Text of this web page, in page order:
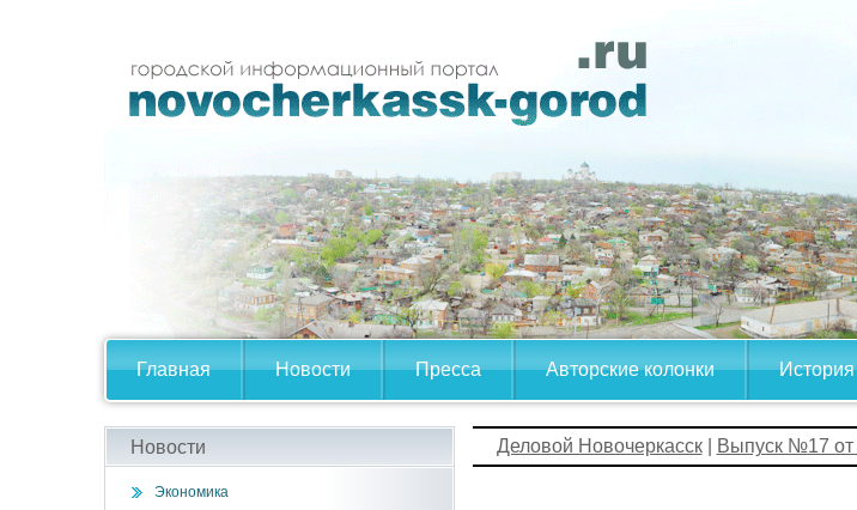
Главная Новости Пресса Авторские колонки История
Новости
Экономика
Деловой Новочеркасск| Выпуск №17 от